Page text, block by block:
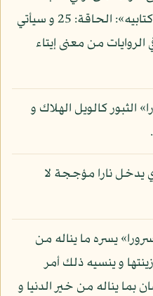
بشماله فيقول يا ليتني لم أوت كتابيه»: الحاقة: 25 و سيأتي
الروايات من معنى إيتاء
الثبور كالويل الهلاك و
يدخل نارا مؤججة لا
يسره ما يناله من
و ينسيه ذلك أمر
بما يناله من خير الدنيا و